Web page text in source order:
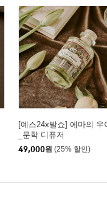
[예스24x발쇼] 에마의 우
_문학 디퓨저
49,000원 (25% 할인)